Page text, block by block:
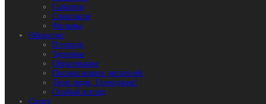
События
Спектакли
Фильмы
Общество
В городе
Здоровье
Образование
Письма наших читателей
Твои люди, Геленджик!
Особый взгляд
Спорт